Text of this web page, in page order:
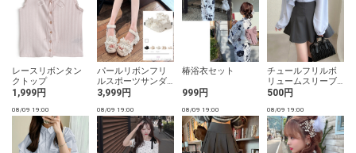
レースリボンタン
クトップ
1,999円
パールリボンフリ
ルスポーツサンダ
ル
3,999円
椿浴衣セット
999円
チュールフリルボ
リュームスリーブ
ブラウス
500円
08/09 19:00 08/09 19:00 08/09 19:00 08/09 19:00